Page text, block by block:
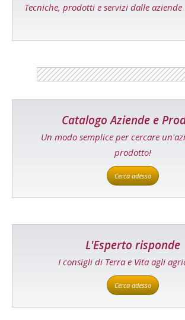
Tecniche, prodotti e servizi dalle aziende
Catalogo Aziende e
Un modo semplice per cercare
prodotto!
Cerca adesso
L'Esperto risponde
I consigli di Terra e Vita agli
Cerca adesso